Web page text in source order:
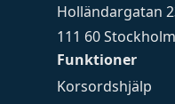
Funktioner
Korsordshjälp
Holländargatan
111 60 Stockholm